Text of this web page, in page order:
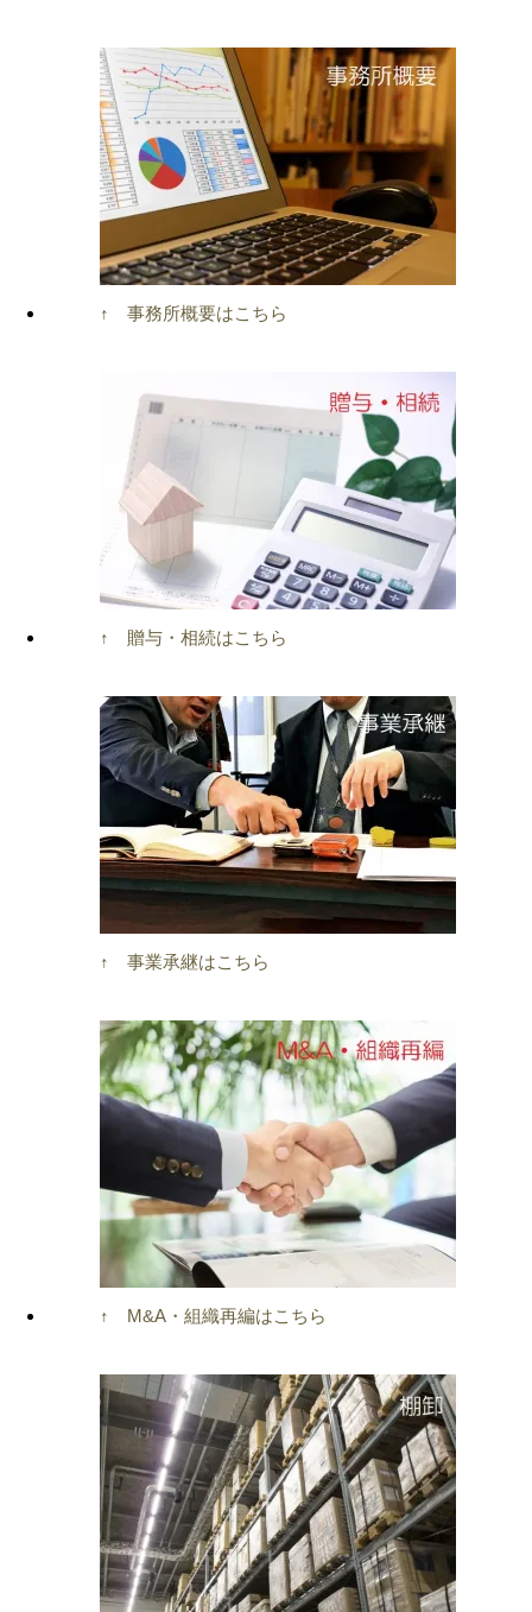
↑ 事務所概要はこちら
↑ 贈与・相続はこちら
↑ 事業承継はこちら
↑ M&A・組織再編はこちら